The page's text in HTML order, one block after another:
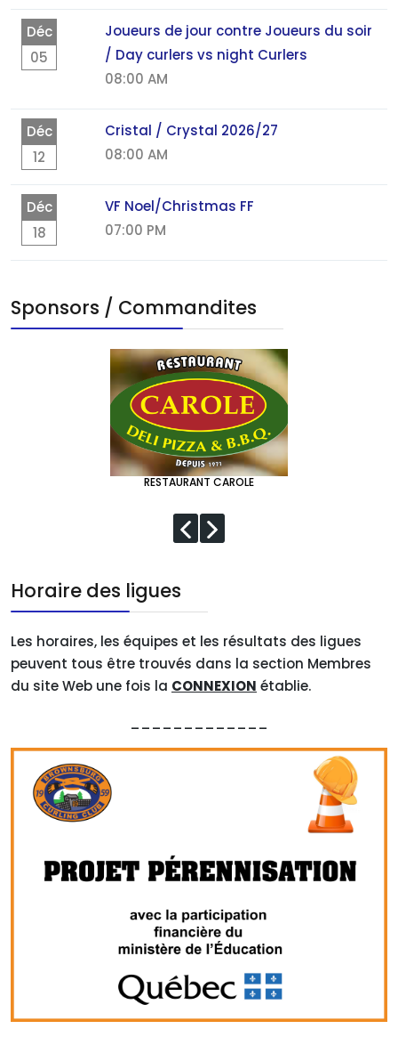
Déc
05
Joueurs de jour contre Joueurs du soir
/ Day curlers vs night Curlers
08:00 AM
Déc
12
Cristal / Crystal 2026/27
08:00 AM
Déc
18
VF Noel/Christmas FF
07:00 PM
Sponsors / Commandites
RESTAURANT CAROLE
Horaire des ligues
Les horaires, les équipes et les résultats des ligues
peuvent tous être trouvés dans la section Membres
du site Web une fois la CONNEXION établie.